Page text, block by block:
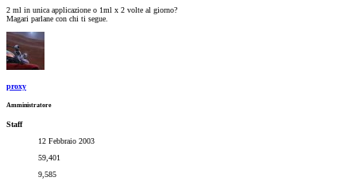
2 ml in unica applicazione o 1ml x 2 volte al giorno?
Magari parlane con chi ti segue.
proxy
Amministratore
Staff
12 Febbraio 2003
59,401
9,585